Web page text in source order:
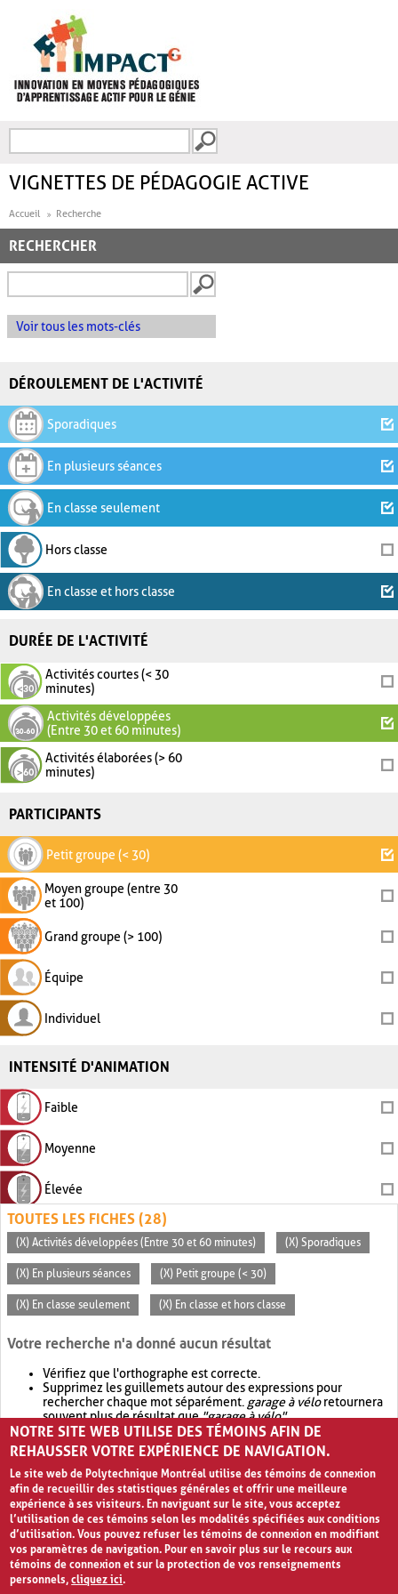
FORMULAIRE DE
VIGNETTES DE PÉDAGOGIE ACTIVE
Accueil Recherche
RECHERCHER
Voir tous les mots-clés
DÉROULEMENT DE L'ACTIVITÉ
Sporadiques
En plusieurs séances
En classe seulement
Hors classe
En classe et hors classe
DURÉE DE L'ACTIVITÉ
Activités courtes (< 30
minutes)
Activités développées
(Entre 30 et 60 minutes)
Activités élaborées (> 60
minutes)
PARTICIPANTS
Petit groupe (< 30)
Moyen groupe (entre 30
et 100)
Grand groupe (> 100)
Équipe
Individuel
INTENSITÉ D'ANIMATION
Faible
Moyenne
Élevée
TOUTES LES FICHES (28)
(X) Activités développées (Entre 30 et 60 minutes) (X) Sporadiques
(X) En plusieurs séances (X) Petit groupe (< 30)
(X) En classe seulement (X) En classe et hors classe
Votre recherche n'a donné aucun résultat
Vérifiez que l'orthographe est correcte.
Supprimez les guillemets autour des expressions pour
rechercher chaque mot séparément. garage à véloretournera
souvent plus de résultat que"garage à vélo".
Envisagez d'élargir votre recherche avec OR.garage OR vélo
retournera souvent plus de résultat quegarage à vélo
NOTRE SITE WEB UTILISE DES TÉMOINS AFIN DE
REHAUSSER VOTRE EXPÉRIENCE DE NAVIGATION.
Le site web de Polytechnique Montréal utilise des témoins de connexion
afin de recueillir des statistiques générales et offrir une meilleure
expérience à ses visiteurs. En naviguant sur le site, vous acceptez
l’utilisation de ces témoins selon les modalités spécifiées aux conditions
d’utilisation. Vous pouvez refuser les témoins de connexion en modifiant
vos paramètres de navigation. Pour en savoir plus sur le recours aux
témoins de connexion et sur la protection de vos renseignements
personnels,cliquez ici.